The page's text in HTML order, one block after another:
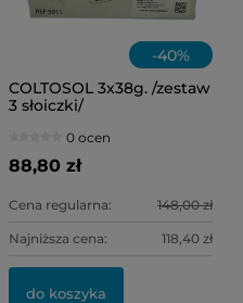
-40%
COLTOSOL 3x38g. /zestaw
3 słoiczki/
0 ocen
88,80 zł
Cena regularna: 148,00 zł
Najniższa cena: 118,40 zł
do koszyka